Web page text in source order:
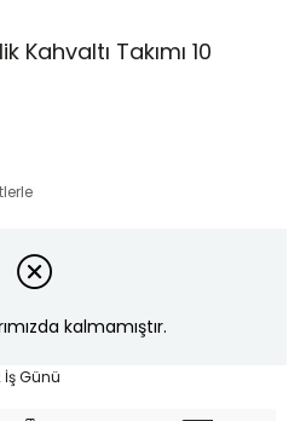
Kahvaltı Takımı 10
kalmamıştır.
İş Günü